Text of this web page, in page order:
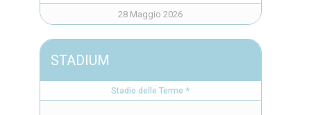
28 Maggio 2026
STADIUM
Stadio delle Terme *